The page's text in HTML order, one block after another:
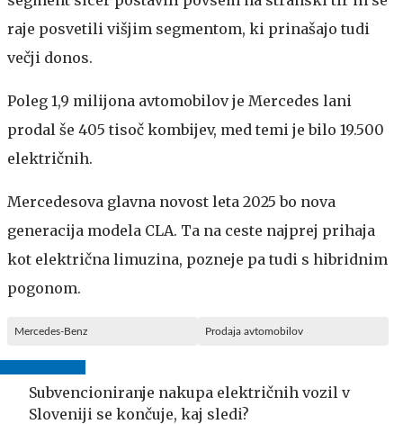
raje posvetili višjim segmentom, ki prinašajo tudi
večji donos.
Poleg 1,9 milijona avtomobilov je Mercedes lani
prodal še 405 tisoč kombijev, med temi je bilo 19.500
električnih.
Mercedesova glavna novost leta 2025 bo nova
generacija modela CLA. Ta na ceste najprej prihaja
kot električna limuzina, pozneje pa tudi s hibridnim
pogonom.
Mercedes-Benz Prodaja avtomobilov
Subvencioniranje nakupa električnih vozil v
Sloveniji se končuje, kaj sledi?